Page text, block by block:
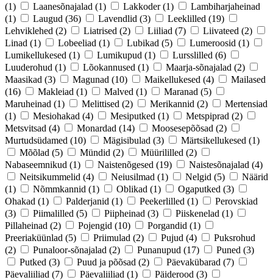
(1)
Laanesõnajalad (1) Lakkoder (1)
Lambiharjaheinad
(1)
Laugud (36) Lavendlid (3) Leeklilled (19)
Lehviklehed (2) Liatrised (2) Liiliad (7) Liivateed (2)
Linad (1) Lobeeliad (1) Lubikad (5) Lumeroosid (1)
Lumikellukesed (1) Lumikupud (1) Lursslilled (6)
Luuderohud (1) Lõokannused (1) Maarja-sõnajalad (2)
Maasikad (3) Magunad (10) Maikellukesed (4)
Mailased
(16)
Makleiad (1) Malved (1) Maranad (5)
Maruheinad (1) Melittised (2) Merikannid (2)
Mertensiad
(1)
Mesiohakad (4) Mesiputked (1) Metspiprad (2)
Metsvitsad (4) Monardad (14) Moosesepõõsad (2)
Murtudsüdamed (10) Mägisibulad (3) Märtsikellukesed (1)
Mõõlad (5) Mündid (2) Müürililled (2)
Nabaseemnikud (1) Naistenõgesed (19) Naistesõnajalad (4)
Neitsikummelid (4) Neiusilmad (1) Nelgid (5)
Näärid
(1)
Nõmmkannid (1) Oblikad (1) Ogaputked (3)
Ohakad (1) Palderjanid (1) Peekerlilled (1)
Perovskiad
(3)
Piimalilled (5) Piipheinad (3) Piiskenelad (1)
Pillaheinad (2) Pojengid (10) Porgandid (1)
Preeriaküünlad (5) Priimulad (2) Pujud (4)
Puksrohud
(2)
Punaloor-sõnajalad (2) Punanupud (17) Puned (3)
Putked (3) Puud ja põõsad (2) Päevakübarad (7)
Päevaliiliad (7) Päevaliiliad (1) Päiderood (3)